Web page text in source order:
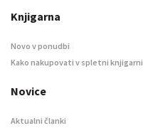
Knjigarna
Novo v ponudbi
Kako nakupovati v spletni knjigarni
Novice
Aktualni članki